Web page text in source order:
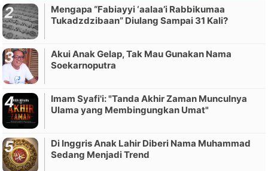
Mengapa “Fabiayyi ‘aalaa’i Rabbikumaa
Tukadzdzibaan” Diulang Sampai 31 Kali?
Akui Anak Gelap, Tak Mau Gunakan Nama
Soekarnoputra
Imam Syafi'i: "Tanda Akhir Zaman Munculnya
Ulama yang Membingungkan Umat"
Di Inggris Anak Lahir Diberi Nama Muhammad
Sedang Menjadi Trend